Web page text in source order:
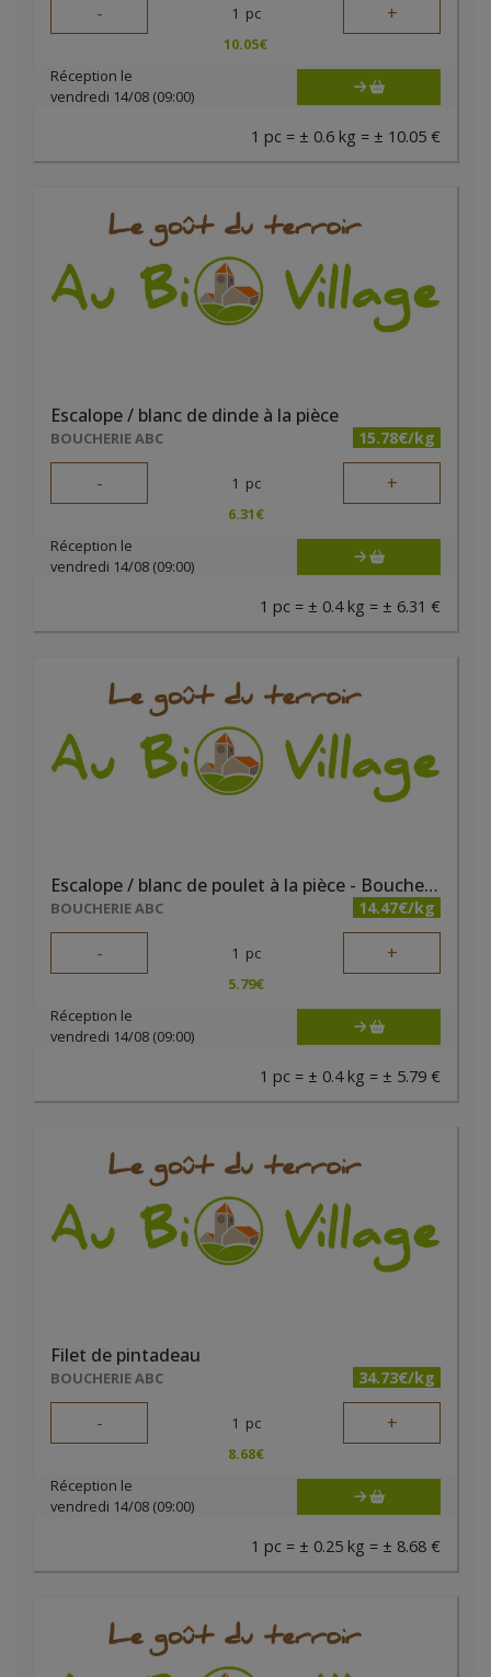
- 1 pc +
10.05€
Réception le
vendredi 14/08 (09:00)
1 pc = ± 0.6 kg = ± 10.05 €
Escalope / blanc de dinde à la pièce
BOUCHERIE ABC 15.78€/kg
- 1 pc +
6.31€
Réception le
vendredi 14/08 (09:00)
1 pc = ± 0.4 kg = ± 6.31 €
Escalope / blanc de poulet à la pièce - Boucherie ABC
BOUCHERIE ABC 14.47€/kg
- 1 pc +
5.79€
Réception le
vendredi 14/08 (09:00)
1 pc = ± 0.4 kg = ± 5.79 €
Filet de pintadeau
BOUCHERIE ABC 34.73€/kg
- 1 pc +
8.68€
Réception le
vendredi 14/08 (09:00)
1 pc = ± 0.25 kg = ± 8.68 €